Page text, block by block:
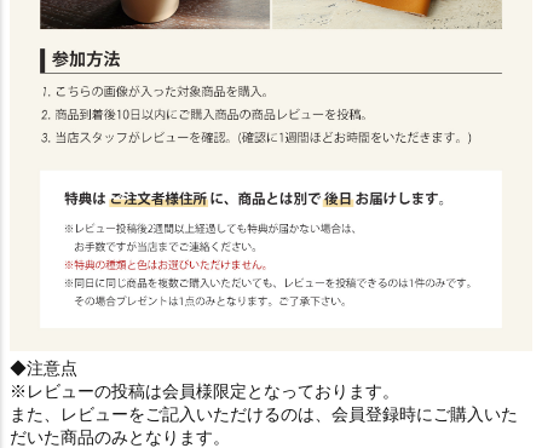
◆注意点
※レビューの投稿は会員様限定となっております。
また、レビューをご記入いただけるのは、会員登録時にご購入いた
だいた商品のみとなります。